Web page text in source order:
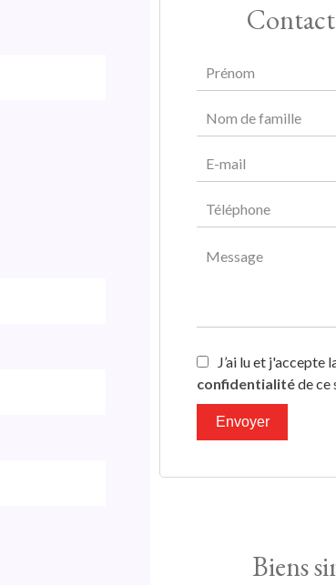
J’ai lu et j'accepte
confidentialitéde ce
Envoyer
Biens